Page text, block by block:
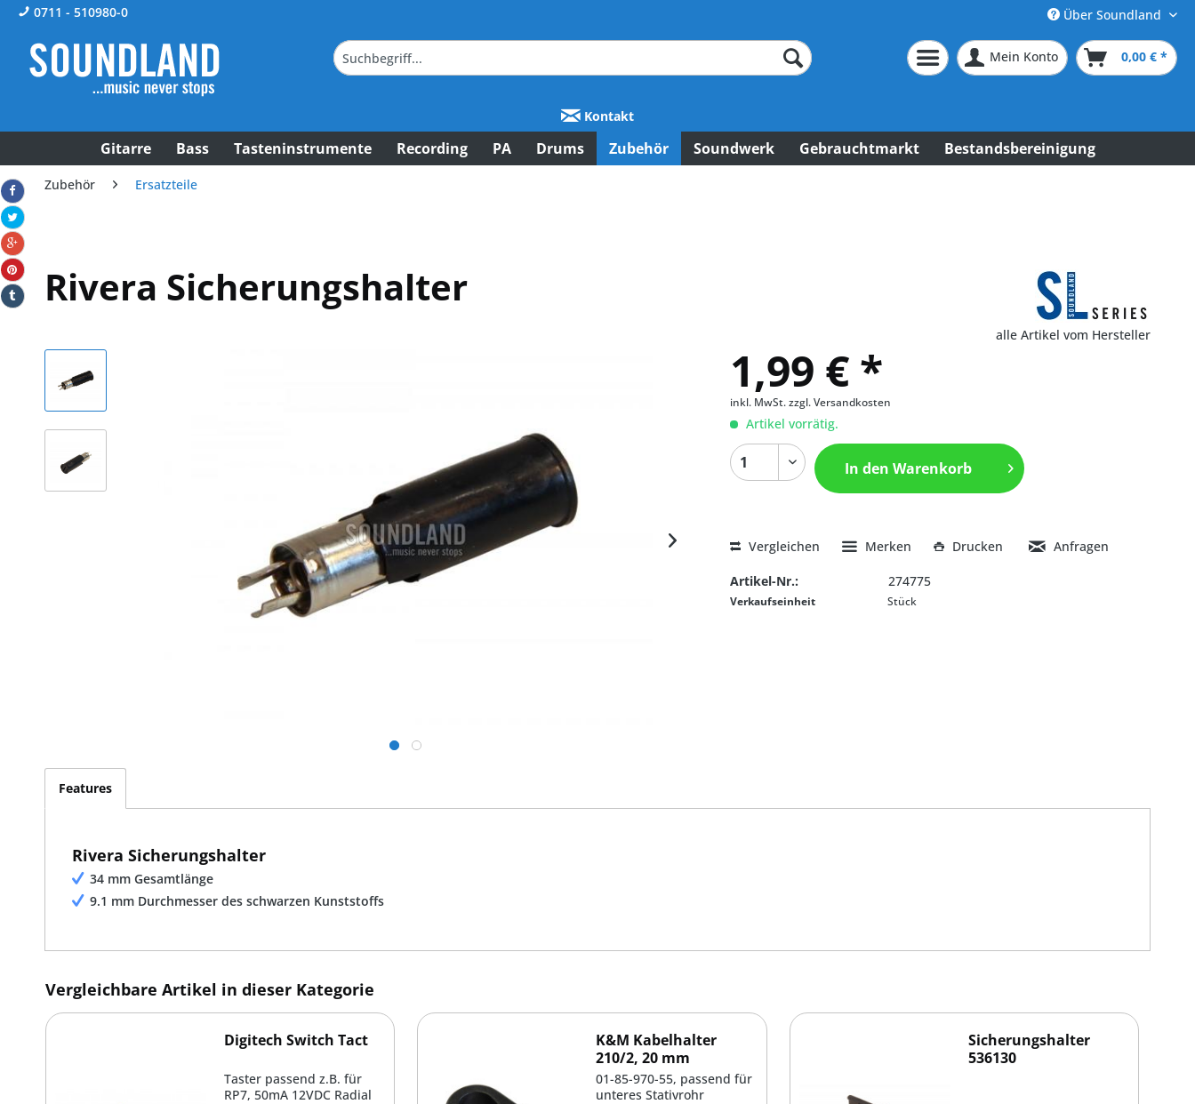
0711 - 510980-0 Über Soundland
Mein Konto 0,00 € *
Kontakt
Gitarre Bass Tasteninstrumente Recording PA Drums Zubehör Soundwerk Gebrauchtmarkt Bestandsbereinigung
Zubehör Ersatzteile
Rivera Sicherungshalter
alle Artikel vom Hersteller
1,99 € *
inkl. MwSt.zzgl. Versandkosten
Artikel vorrätig.
In den Warenkorb
Vergleichen Merken Drucken Anfragen
Artikel-Nr.: 274775
Verkaufseinheit Stück
Features
Rivera Sicherungshalter
34 mm Gesamtlänge
9.1 mm Durchmesser des schwarzen Kunststoffs
Vergleichbare Artikel in dieser Kategorie
Digitech Switch Tact
Taster passend z.B. für
RP7, 50mA 12VDC Radial
K&M Kabelhalter
210/2, 20 mm
01-85-970-55, passend für
unteres Stativrohr
Sicherungshalter
536130